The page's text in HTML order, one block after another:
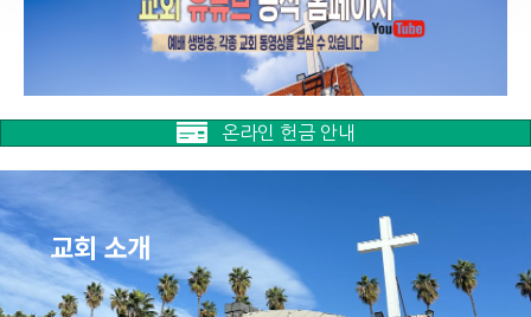
온라인 헌금 안내
교회 소개